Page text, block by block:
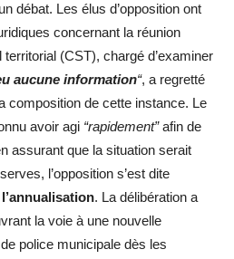
débat. Les élus d’opposition ont
concernant la réunion
(CST), chargé d’examiner
aucune information“, a regretté
composition de cette instance. Le
avoir agi “rapidement”afin de
assurant que la situation serait
l’opposition s’est dite
. La délibération a
la voie à une nouvelle
police municipale dès les